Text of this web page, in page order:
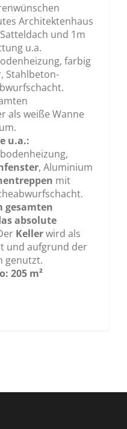
Architektenhaus
und 1m
u.a.
farbig
Stahlbeton-
als weiße Wanne
u.a.:
, Aluminium
mit
gesamten
absolute
Kellerwird als
und aufgrund der
genutzt.
205 m²